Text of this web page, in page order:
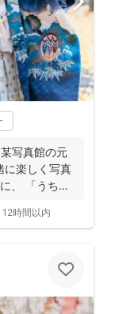
写真館の元
に楽しく写真
、 「うち
12時間以内